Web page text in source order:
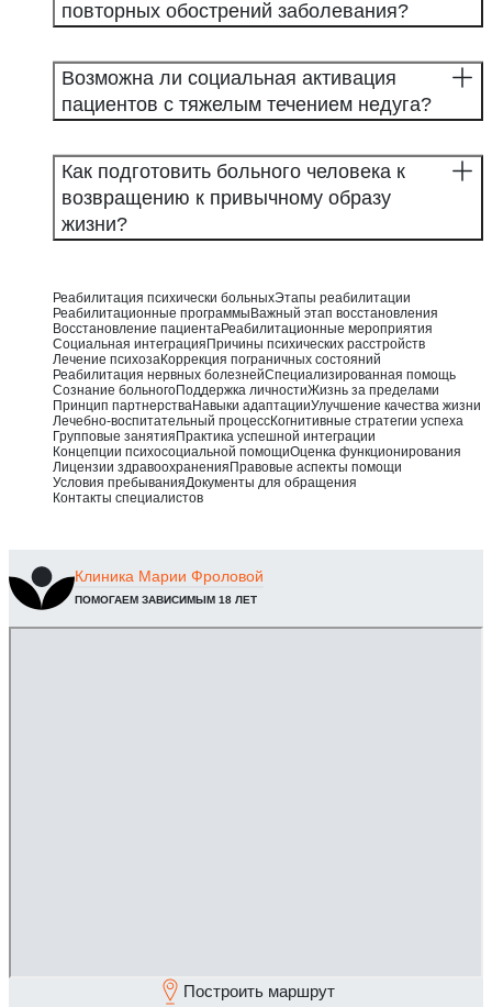
повторных обострений заболевания?
Возможна ли социальная активация
пациентов с тяжелым течением недуга?
Как подготовить больного человека к
возвращению к привычному образу
жизни?
Реабилитация психически больныхЭтапы реабилитации
Реабилитационные программыВажный этап восстановления
Восстановление пациентаРеабилитационные мероприятия
Социальная интеграцияПричины психических расстройств
Лечение психозаКоррекция пограничных состояний
Реабилитация нервных болезнейСпециализированная помощь
Сознание больногоПоддержка личностиЖизнь за пределами
Принцип партнерстваНавыки адаптацииУлучшение качества жизни
Лечебно-воспитательный процессКогнитивные стратегии успеха
Групповые занятияПрактика успешной интеграции
Концепции психосоциальной помощиОценка функционирования
Лицензии здравоохраненияПравовые аспекты помощи
Условия пребыванияДокументы для обращения
Контакты специалистов
Клиника Марии Фроловой
ПОМОГАЕМ ЗАВИСИМЫМ 18 ЛЕТ
Построить маршрут